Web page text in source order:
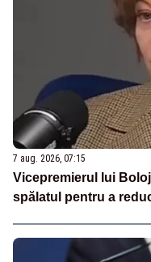
7 aug. 2026, 07:15
Vicepremierul lui
spălatul pentru a